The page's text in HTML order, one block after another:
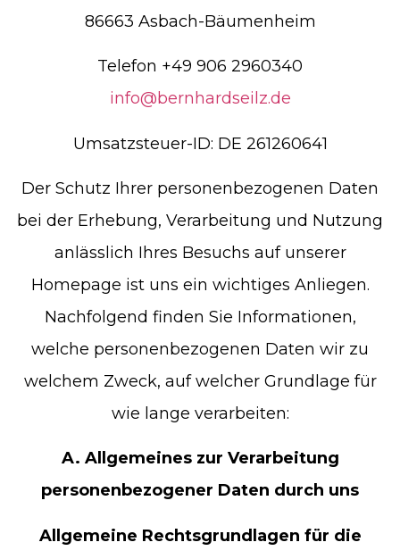
86663 Asbach-Bäumenheim
Telefon +49 906 2960340
info@bernhardseilz.de
Umsatzsteuer-ID: DE 261260641
Der Schutz Ihrer personenbezogenen Daten
bei der Erhebung, Verarbeitung und Nutzung
anlässlich Ihres Besuchs auf unserer
Homepage ist uns ein wichtiges Anliegen.
Nachfolgend finden Sie Informationen,
welche personenbezogenen Daten wir zu
welchem Zweck, auf welcher Grundlage für
wie lange verarbeiten:
A. Allgemeines zur Verarbeitung
personenbezogener Daten durch uns
Allgemeine Rechtsgrundlagen für die